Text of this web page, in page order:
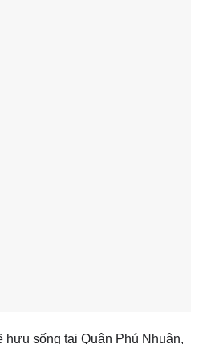
hưu sống tại Quận Phú Nhuận,